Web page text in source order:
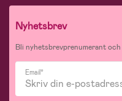
Nyhetsbrev
Bli nyhetsbrevprenumerant
Email*